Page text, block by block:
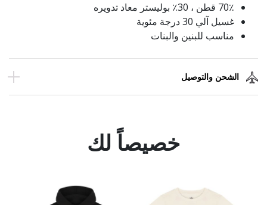
70٪ قطن ، 30٪ بوليستر معاد تدويره
غسيل آلي 30 درجة مئوية
مناسب للبنين والبنات
الشحن والتوصيل
خصيصاً لك